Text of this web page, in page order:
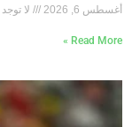
أغسطس 6, 2026 لا
Read More »